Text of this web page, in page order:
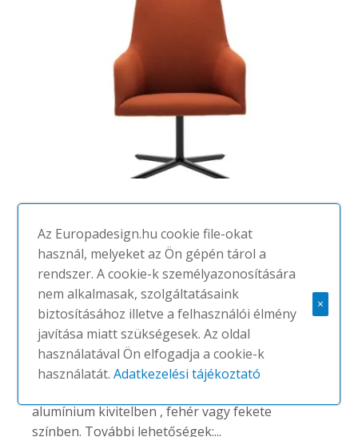
Alya Executive SO1479
#Andreu World
Tárgyalószékek | Konferenciaszékek | Fotelek
Szélesebb verzió.Középmagas
háttámlájú fotel kárpitozott üléssel és
háttámlával, valamint alumínium
forgatható 4 csillagos talppal,
alumínium kivitelben , fehér vagy fekete
színben. További lehetőségek:...
Az Europadesign.hu cookie file-okat
használ, melyeket az Ön gépén tárol a
rendszer. A cookie-k személyazonosítására
nem alkalmasak, szolgáltatásaink
biztosításához illetve a felhasználói élmény
javítása miatt szükségesek. Az oldal
használatával Ön elfogadja a cookie-k
használatát.Adatkezelési tájékoztató
×